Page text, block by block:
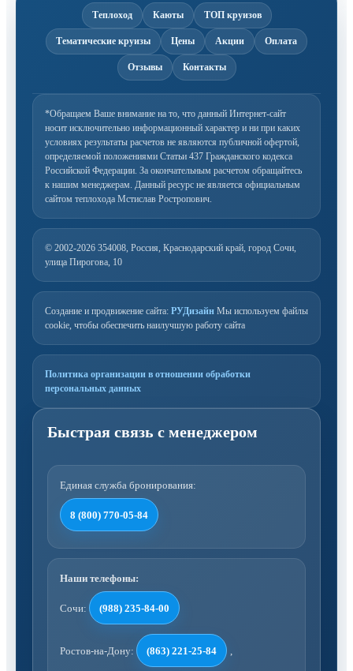
Теплоход Каюты ТОП круизов
Тематические круизы Цены Акции Оплата
Отзывы Контакты
*Обращаем Ваше внимание на то, что данный Интернет-сайт
носит исключительно информационный характер и ни при каких
условиях результаты расчетов не являются публичной офертой,
определяемой положениями Статьи 437 Гражданского кодекса
Российской Федерации. За окончательным расчетом обращайтесь
к нашим менеджерам. Данный ресурс не является официальным
сайтом теплохода Мстислав Ростропович.
© 2002-2026 354008, Россия, Краснодарский край, город Сочи,
улица Пирогова, 10
Создание и продвижение сайта: РУДизайн Мы используем файлы
cookie, чтобы обеспечить наилучшую работу сайта
Политика организации в отношении обработки
персональных данных
Единая служба бронирования:
8 (800) 770-05-84
Наши телефоны:
Сочи: (988) 235-84-00
Ростов-на-Дону: (863) 221-25-84